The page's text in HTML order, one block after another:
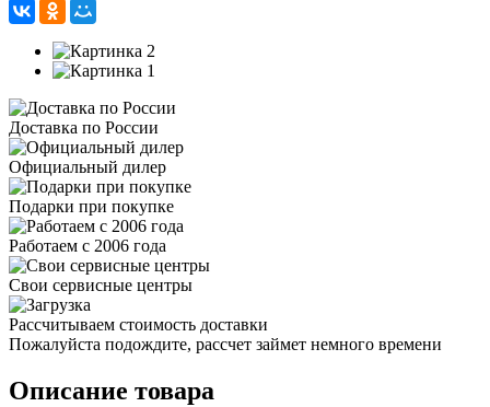
Доставка по России
Официальный дилер
Подарки при покупке
Работаем с 2006 года
Свои сервисные центры
Рассчитываем стоимость доставки
Пожалуйста подождите, рассчет займет немного времени
Описание товара